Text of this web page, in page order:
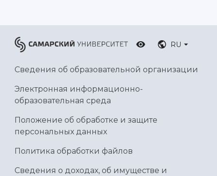
Фирменный стиль
3D-тур по университету
Музеи
Учебный аэродром
Центр истории авиационных двигателей
Умный дом бабочек
Видеолекции
Противодействие COVID-19
Отчеты о научно-исследовательской
деятельности
Научные конференции
Патенты
Публикации и издания
Отчеты о проведенных конференциях
RU
Сведения об образовательной организации
Электронная информационно-
образовательная среда
Положение об обработке и защите
персональных данных
Политика обработки файлов
Сведения о доходах, об имуществе и